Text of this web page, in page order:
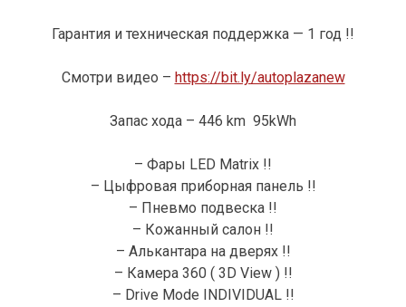
Гарантия и техническая поддержка — 1 год !!
Смотри видео – https://bit.ly/autoplazanew
Запас хода – 446 km 95kWh
– Фары LED Matrix !!
– Цыфровая приборная панель !!
– Пневмо подвеска !!
– Кожанный салон !!
– Алькантара на дверях !!
– Камера 360 ( 3D View ) !!
– Drive Mode INDIVIDUAL !!